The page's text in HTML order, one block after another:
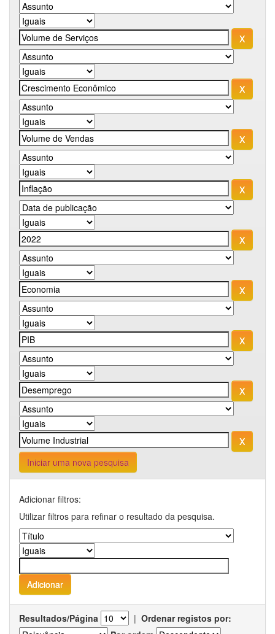
Iniciar uma nova pesquisa
Adicionar filtros:
Utilizar filtros para refinar o resultado da pesquisa.
Resultados/Página | Ordenar registos por: